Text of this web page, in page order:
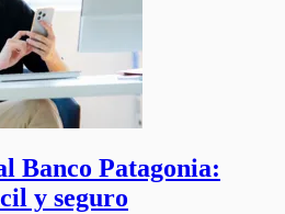
Banco Patagonia:
y seguro